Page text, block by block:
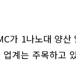
가 1나노대 양
업계는 주목하고